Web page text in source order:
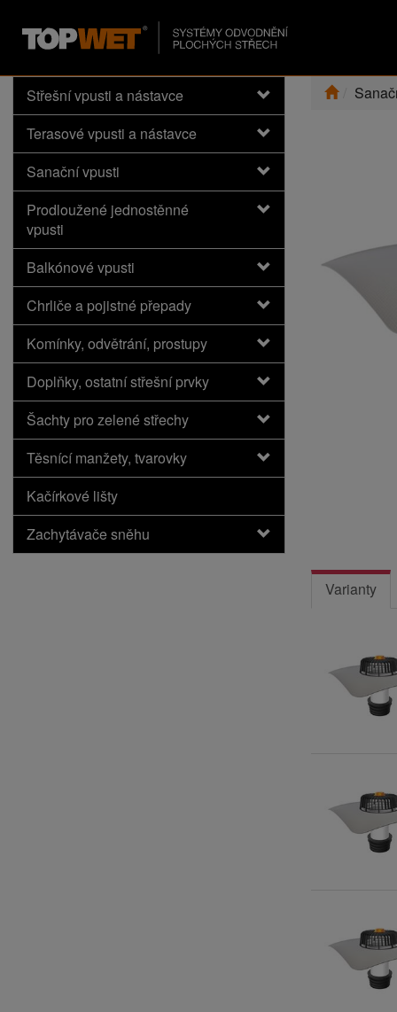
Střešní vpusti a nástavce
Terasové vpusti a nástavce
Sanační vpusti
Prodloužené jednostěnné
vpusti
Balkónové vpusti
Chrliče a pojistné přepady
Komínky, odvětrání, prostupy
Doplňky, ostatní střešní prvky
Šachty pro zelené střechy
Těsnící manžety, tvarovky
Kačírkové lišty
Zachytávače sněhu
Varianty